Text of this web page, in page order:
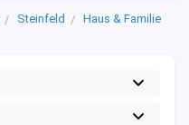
Steinfeld
Haus & Familie